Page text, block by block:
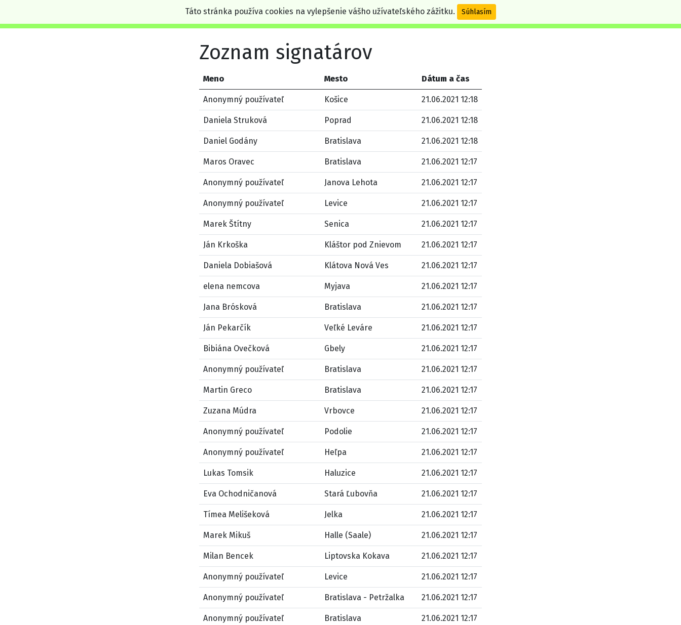
Táto stránka používa cookies na vylepšenie vášho užívateľského zážitku. Súhlasím
Zoznam signatárov
Meno Mesto Dátum a čas
Anonymný používateľ Košice 21.06.2021 12:18
Daniela Struková Poprad 21.06.2021 12:18
Daniel Godány Bratislava 21.06.2021 12:18
Maros Oravec Bratislava 21.06.2021 12:17
Anonymný používateľ Janova Lehota 21.06.2021 12:17
Anonymný používateľ Levice 21.06.2021 12:17
Marek Štítny Senica 21.06.2021 12:17
Ján Krkoška Kláštor pod Znievom 21.06.2021 12:17
Daniela Dobiašová Klátova Nová Ves 21.06.2021 12:17
elena nemcova Myjava 21.06.2021 12:17
Jana Brósková Bratislava 21.06.2021 12:17
Ján Pekarčík Veľké Leváre 21.06.2021 12:17
Bibiána Ovečková Gbely 21.06.2021 12:17
Anonymný používateľ Bratislava 21.06.2021 12:17
Martin Greco Bratislava 21.06.2021 12:17
Zuzana Múdra Vrbovce 21.06.2021 12:17
Anonymný používateľ Podolie 21.06.2021 12:17
Anonymný používateľ Heľpa 21.06.2021 12:17
Lukas Tomsik Haluzice 21.06.2021 12:17
Eva Ochodničanová Stará Ľubovňa 21.06.2021 12:17
Tímea Melišeková Jelka 21.06.2021 12:17
Marek Mikuš Halle (Saale) 21.06.2021 12:17
Milan Bencek Liptovska Kokava 21.06.2021 12:17
Anonymný používateľ Levice 21.06.2021 12:17
Anonymný používateľ Bratislava - Petržalka 21.06.2021 12:17
Anonymný používateľ Bratislava 21.06.2021 12:17